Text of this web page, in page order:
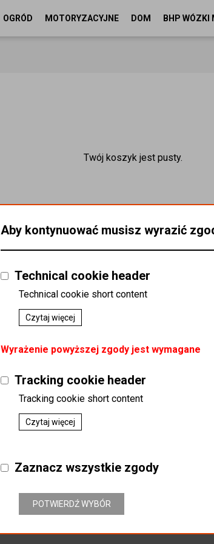
OGRÓD MOTORYZACYJNE DOM BHP WÓZKI
Twój koszyk jest pusty.
Aby kontynuować musisz wyrazić
Technical cookie header
Technical cookie short content
Czytaj więcej
Wyrażenie powyższej zgody jest wymagane
Tracking cookie header
Tracking cookie short content
Czytaj więcej
Zaznacz wszystkie zgody
POTWIERDŹ WYBÓR